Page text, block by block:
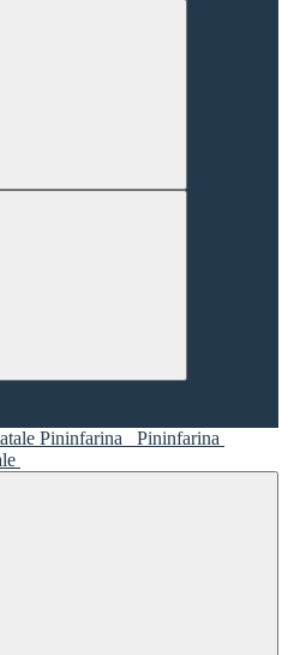
Pininfarina